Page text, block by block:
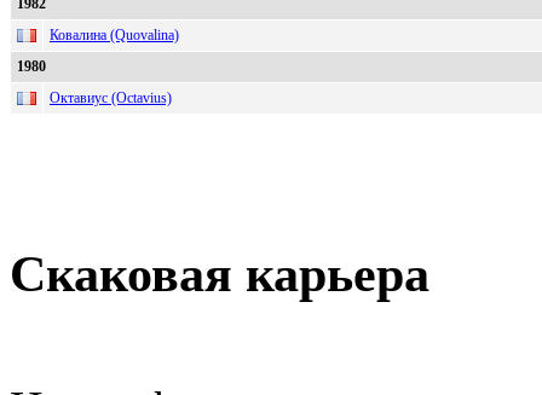
Ковалина (Quovalina)
1980
Октавиус (Octavius)
Скаковая карьера